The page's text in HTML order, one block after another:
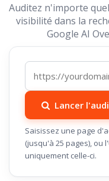
Auditez n'importe
visibilité dans la
Google AI
Lancer
Saisissez une page
(jusqu'à 25 pages), ou
uniquement celle-ci.